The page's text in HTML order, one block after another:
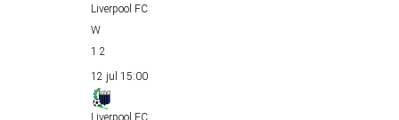
Liverpool FC
1 2
12 jul 15:00
Liverpool FC